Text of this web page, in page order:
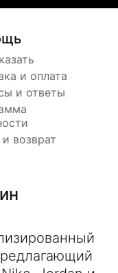
и оплата
и ответы
возврат